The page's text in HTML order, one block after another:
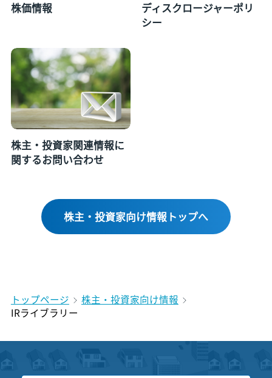
株価情報
ディスクロージャーポリ
シー
株主・投資家関連情報に
関するお問い合わせ
株主・投資家向け情報トップへ
トップページ
株主・投資家向け情報
IRライブラリー